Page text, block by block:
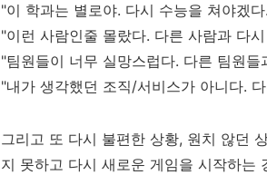
"이 학과는 별로야. 다시 수능을 쳐야겠
"이런 사람인줄 몰랐다. 다른 사람과 다
"팀원들이 너무 실망스럽다. 다른 팀원
"내가 생각했던 조직/서비스가 아니다.
그리고 또 다시 불편한 상황, 원치 않던
지 못하고 다시 새로운 게임을 시작하는